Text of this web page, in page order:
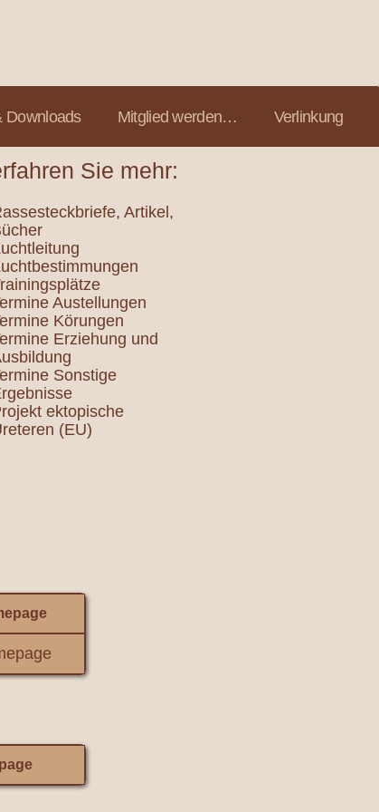
Downloads Mitglied werden… Verlinkung
Sie mehr:
Artikel,
Austellungen
Körungen
Erziehung und
Sonstige
ektopische
(EU)